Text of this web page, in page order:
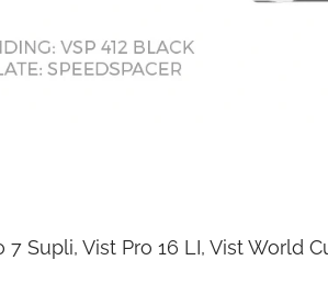
Supli, Vist Pro 16 LI, Vist World